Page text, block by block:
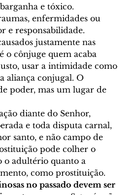
e tóxico.
enfermidades ou
e responsabilidade.
justamente nas
o cônjuge quem acaba
usar a intimidade como
aliança conjugal. O
poder, mas um lugar de
diante do Senhor,
e toda disputa carnal,
santo, e não campo de
pode colher o
o adultério quanto a
como prostituição.
no passado devem ser